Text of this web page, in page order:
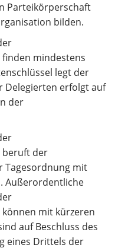
Parteikörperschaft
bilden.
mindestens
legt der
Delegierten erfolgt auf
der
beruft der
Tagesordnung mit
Außerordentliche
mit kürzeren
auf Beschluss des
eines Drittels der